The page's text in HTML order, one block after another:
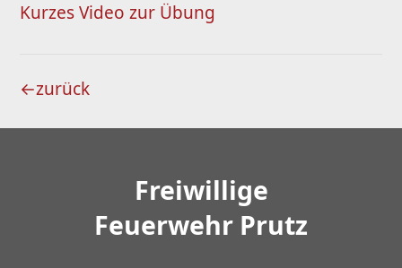
Kurzes Video zur Übung
←zurück
Freiwillige
Feuerwehr Prutz